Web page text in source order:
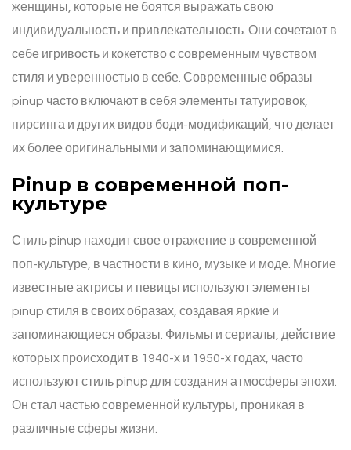
женщины, которые не боятся выражать свою
индивидуальность и привлекательность. Они сочетают в
себе игривость и кокетство с современным чувством
стиля и уверенностью в себе. Современные образы
pinup часто включают в себя элементы татуировок,
пирсинга и других видов боди-модификаций, что делает
их более оригинальными и запоминающимися.
Pinup в современной поп-
культуре
Стиль pinup находит свое отражение в современной
поп-культуре, в частности в кино, музыке и моде. Многие
известные актрисы и певицы используют элементы
pinup стиля в своих образах, создавая яркие и
запоминающиеся образы. Фильмы и сериалы, действие
которых происходит в 1940-х и 1950-х годах, часто
используют стиль pinup для создания атмосферы эпохи.
Он стал частью современной культуры, проникая в
различные сферы жизни.